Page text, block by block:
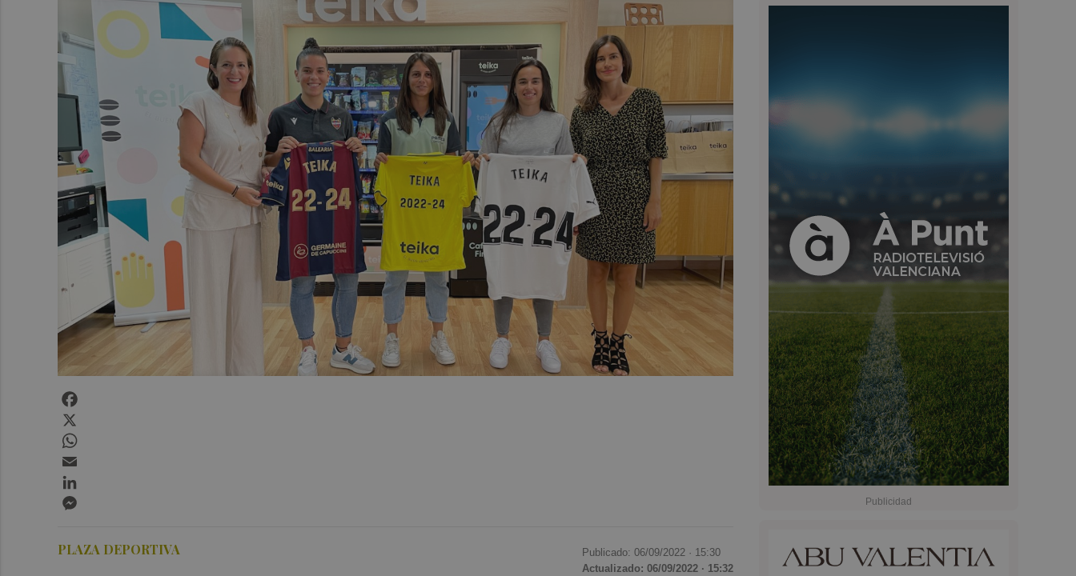
PLAZA DEPORTIVA Publicado: 06/09/2022 · 15:30
Actualizado: 06/09/2022 · 15:32